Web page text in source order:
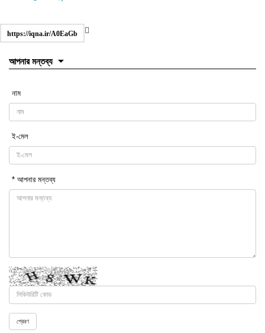
https://iqna.ir/A0EaGb
আপনার মন্তব্য
নাম
ই-মেল
* আপনার মন্তব্য